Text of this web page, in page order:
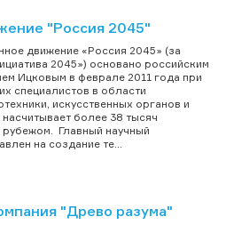
"Россия 2045"
движение «Россия 2045» (за
2045») основано российским
Ицковым в феврале 2011 года при
специалистов в области
искусственных органов и
более 38 тысяч
рубежом. Главный научный
на создание те...
"Древо разума"